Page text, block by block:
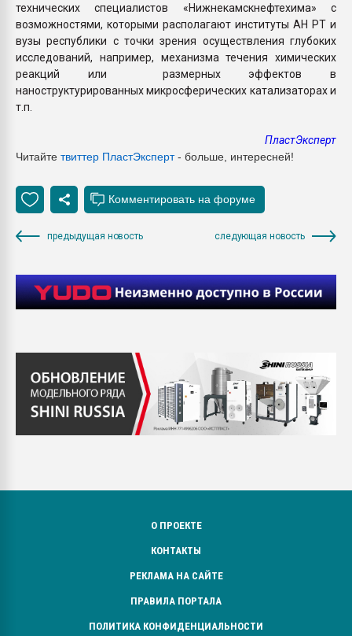
технических специалистов «Нижнекамскнефтехима» с
возможностями, которыми располагают институты АН РТ и
вузы республики с точки зрения осуществления глубоких
исследований, например, механизма течения химических
реакций или размерных эффектов в
наноструктурированных микросферических катализаторах и
т.п.
ПластЭксперт
Читайте твиттер ПластЭксперт- больше, интересней!
предыдущая новость следующая новость
О ПРОЕКТЕ
КОНТАКТЫ
РЕКЛАМА НА САЙТЕ
ПРАВИЛА ПОРТАЛА
ПОЛИТИКА КОНФИДЕНЦИАЛЬНОСТИ